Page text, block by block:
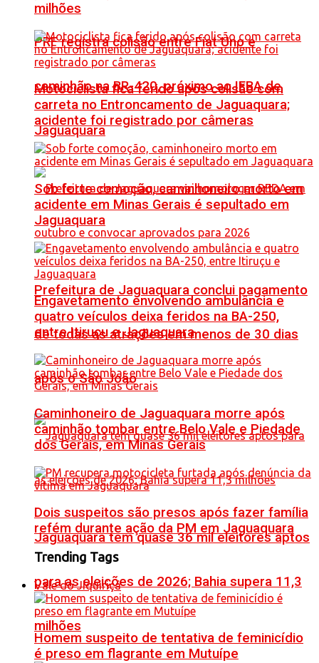
PRF registra colisão entre Fiat Uno e
caminhão na BR-420, próximo ao IFBA de
Jaguaquara
Prefeitura de Jaguaquara conclui pagamento
de todas as atrações em menos de 30 dias
após o São João
Jaguaquara tem quase 36 mil eleitores aptos
para as eleições de 2026; Bahia supera 11,3
milhões
milhões
Motociclista fica ferido após colisão com
carreta no Entroncamento de Jaguaquara;
acidente foi registrado por câmeras
Sob forte comoção, caminhoneiro morto em
acidente em Minas Gerais é sepultado em
Jaguaquara
Engavetamento envolvendo ambulância e
quatro veículos deixa feridos na BA-250,
entre Itiruçu e Jaguaquara
Caminhoneiro de Jaguaquara morre após
caminhão tombar entre Belo Vale e Piedade
dos Gerais, em Minas Gerais
Dois suspeitos são presos após fazer família
refém durante ação da PM em Jaguaquara
Trending Tags
Vale do Jiquiriçá
Homem suspeito de tentativa de feminicídio
é preso em flagrante em Mutuípe